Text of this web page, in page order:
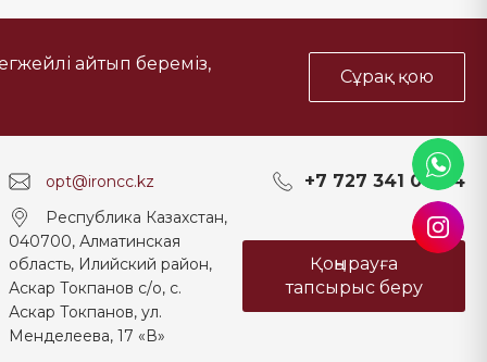
айтып береміз,
Сұрақ қою
opt@ironcc.kz +7 727 341 04 04
Республика Казахстан,
040700, Алматинская
область, Илийский район,
Аскар Токпанов с/о, с.
Аскар Токпанов, ул.
Менделеева, 17 «В»
Қоңырауға
тапсырыс беру